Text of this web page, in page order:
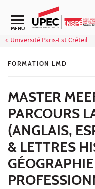
Aller au contenu
Navigation secondaire
MENU
Université Paris-Est Créteil
FORMATION LMD
MASTER
PARCOURS
(ANGLAIS,
& LETTRES